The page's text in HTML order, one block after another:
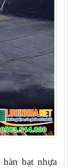
bạt nhựa